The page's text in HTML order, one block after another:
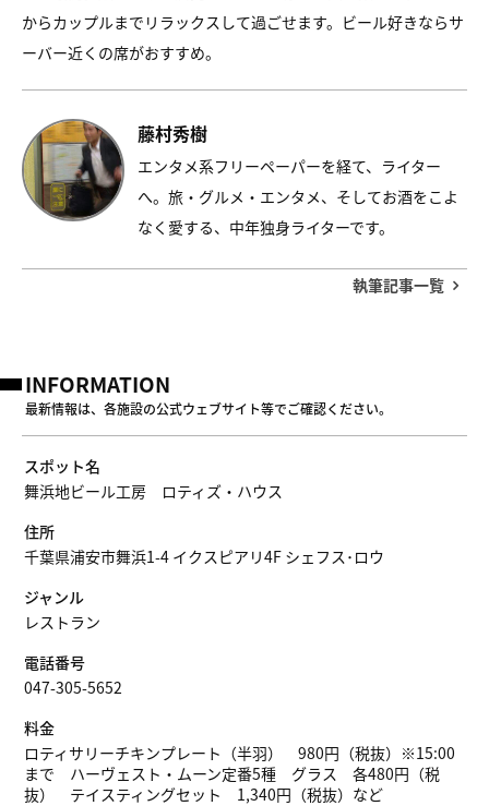
からカップルまでリラックスして過ごせます。ビール好きならサ
ーバー近くの席がおすすめ。
藤村秀樹
エンタメ系フリーペーパーを経て、ライター
へ。旅・グルメ・エンタメ、そしてお酒をこよ
なく愛する、中年独身ライターです。
執筆記事一覧
INFORMATION
最新情報は、各施設の公式ウェブサイト等でご確認ください。
スポット名
舞浜地ビール工房 ロティズ・ハウス
住所
千葉県浦安市舞浜1-4 イクスピアリ4F シェフス･ロウ
ジャンル
レストラン
電話番号
047-305-5652
料金
ロティサリーチキンプレート（半羽） 980円（税抜）※15:00
まで ハーヴェスト・ムーン定番5種 グラス 各480円（税
抜） テイスティングセット 1,340円（税抜）など